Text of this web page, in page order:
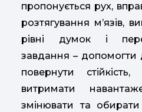
пропонується рух,
розтягування м’язів,
рівні думок і
завдання – допомогти
повернути
витримати
змінювати та